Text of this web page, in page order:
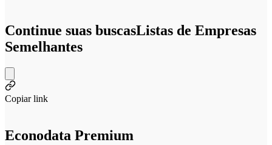
Continue suas buscasListas de Empresas
Semelhantes
Copiar link
Econodata Premium